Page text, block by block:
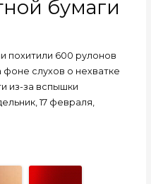
бумаги
похитили 600 рулонов
фоне слухов о нехватке
из-за вспышки
17 февраля,